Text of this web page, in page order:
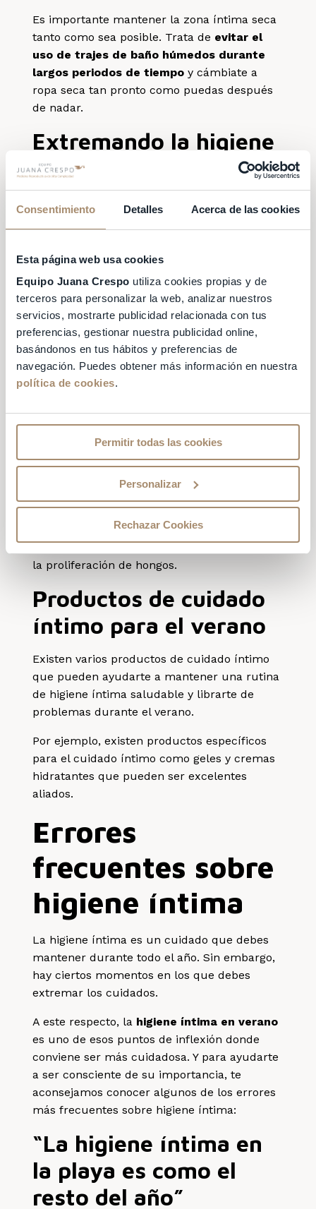
Consentimiento Detalles Acerca de las cookies
Esta página web usa cookies
Equipo Juana Crespo utiliza cookies propias y de
terceros para personalizar la web, analizar nuestros
servicios, mostrarte publicidad relacionada con tus
preferencias, gestionar nuestra publicidad online,
basándonos en tus hábitos y preferencias de
navegación. Puedes obtener más información en nuestra
política de cookies.
Permitir todas las cookies
Personalizar
Rechazar Cookies
Es importante mantener la zona íntima seca
tanto como sea posible. Trata de evitar el
uso de trajes de baño húmedos durante
largos periodos de tiempo y cámbiate a
ropa seca tan pronto como puedas después
de nadar.
Extremando la higiene
íntima femenina
higiene íntima en la playa, puedes llevar
higiene íntima femenina.
Son toallitas suaves diseñadas para limpiar la
zona sin alterar su pH natural.
Salud digestiva para el
Para una adecuada higiene íntima femenina,
es importante mantener una dieta saludable.
Evita los alimentos ricos en azúcaresy
opta por alimentos frescos y naturales tanto
como sea posible.
Esto te ayudará a mantener un equilibrio
saludable de bacterias en tu cuerpo y evitará
la proliferación de hongos.
Productos de cuidado
íntimo para el verano
Existen varios productos de cuidado íntimo
que pueden ayudarte a mantener una rutina
de higiene íntima saludable y librarte de
problemas durante el verano.
Por ejemplo, existen productos específicos
para el cuidado íntimo como geles y cremas
hidratantes que pueden ser excelentes
aliados.
Errores
frecuentes sobre
higiene íntima
La higiene íntima es un cuidado que debes
mantener durante todo el año. Sin embargo,
hay ciertos momentos en los que debes
extremar los cuidados.
A este respecto, la higiene íntima en verano
es uno de esos puntos de inflexión donde
conviene ser más cuidadosa. Y para ayudarte
a ser consciente de su importancia, te
aconsejamos conocer algunos de los errores
más frecuentes sobre higiene íntima:
“La higiene íntima en
la playa es como el
resto del año”